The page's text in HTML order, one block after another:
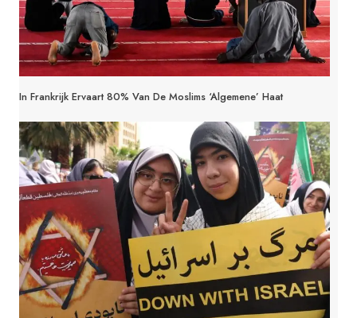
In Frankrijk Ervaart 80% Van De Moslims ‘algemene’ Haat